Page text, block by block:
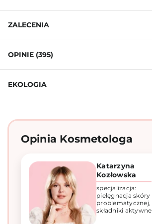
ZALECENIA
OPINIE (395)
EKOLOGIA
Opinia Kosmetologa
Katarzyna
Kozłowska
specjalizacja:
pielęgnacja skóry
problematycznej,
składniki aktywne